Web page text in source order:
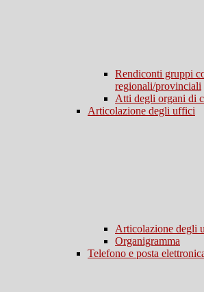
Rendiconti gruppi
regionali/provinciali
Atti degli organi di
Articolazione degli uffici
Articolazione degli
Organigramma
Telefono e posta